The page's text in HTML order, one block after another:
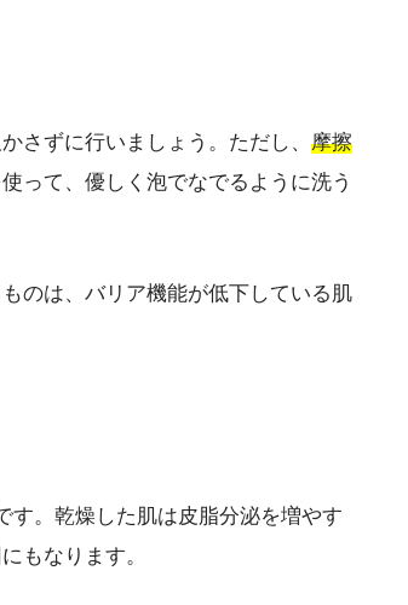
さずに行いましょう。ただし、 摩擦
って、優しく泡でなでるように洗う
のは、バリア機能が低下している肌
す。乾燥した肌は皮脂分泌を増やす
もなります。